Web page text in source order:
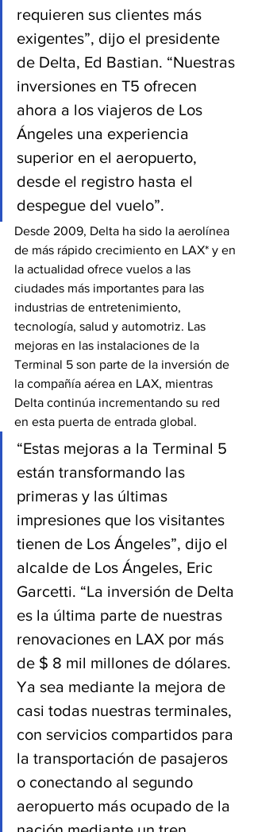
requieren sus clientes más
exigentes”, dijo el presidente
de Delta, Ed Bastian. “Nuestras
inversiones en T5 ofrecen
ahora a los viajeros de Los
Ángeles una experiencia
superior en el aeropuerto,
desde el registro hasta el
despegue del vuelo”.
Desde 2009, Delta ha sido la aerolínea
de más rápido crecimiento en LAX* y en
la actualidad ofrece vuelos a las
ciudades más importantes para las
industrias de entretenimiento,
tecnología, salud y automotriz. Las
mejoras en las instalaciones de la
Terminal 5 son parte de la inversión de
la compañía aérea en LAX, mientras
Delta continúa incrementando su red
en esta puerta de entrada global.
“Estas mejoras a la Terminal 5
están transformando las
primeras y las últimas
impresiones que los visitantes
tienen de Los Ángeles”, dijo el
alcalde de Los Ángeles, Eric
Garcetti. “La inversión de Delta
es la última parte de nuestras
renovaciones en LAX por más
de $ 8 mil millones de dólares.
Ya sea mediante la mejora de
casi todas nuestras terminales,
con servicios compartidos para
la transportación de pasajeros
o conectando al segundo
aeropuerto más ocupado de la